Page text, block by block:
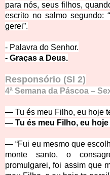
para nós, seus filhos,
escrito no salmo segundo:
gerei”.
- Palavra do Senhor.
- Graças a Deus.
Responsório (Sl 2)
4ª Semana da Páscoa –
— Tu és meu Filho, eu hoje
— Tu és meu Filho, eu hoje
— “Fui eu mesmo que
monte santo, o
promulgarei, foi assim que